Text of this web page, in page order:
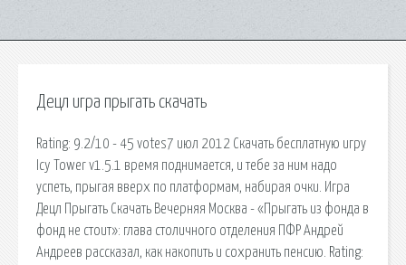
Децл игра прыгать скачать
Rating: 9.2/10 - 45 votes7 июл 2012 Скачать бесплатную игру
Icy Tower v1.5.1 время поднимается, и тебе за ним надо
успеть, прыгая вверх по платформам, набирая очки. Игра
Децл Прыгать Скачать Вечерняя Москва - «Прыгать из фонда в
фонд не стоит»: глава столичного отделения ПФР Андрей
Андреев рассказал, как накопить и сохранить пенсию. Rating: